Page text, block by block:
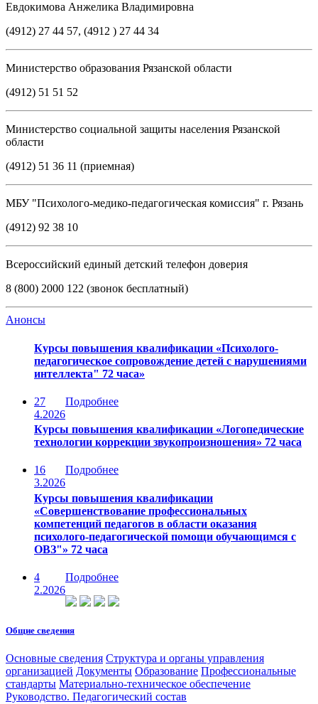
Евдокимова Анжелика Владимировна
(4912) 27 44 57, (4912 ) 27 44 34
Министерство образования Рязанской области
(4912) 51 51 52
Министерство социальной защиты населения Рязанской
области
(4912) 51 36 11 (приемная)
МБУ "Психолого-медико-педагогическая комиссия" г. Рязань
(4912) 92 38 10
Всероссийский единый детский телефон доверия
8 (800) 2000 122 (звонок бесплатный)
Анонсы
Курсы повышения квалификации «Психолого-
педагогическое сопровождение детей с нарушениями
интеллекта" 72 часа»
27
4.2026
Подробнее
Курсы повышения квалификации «Логопедические
технологии коррекции звукопроизношения» 72 часа
16
3.2026
Подробнее
Курсы повышения квалификации
«Совершенствование профессиональных
компетенций педагогов в области оказания
психолого-педагогической помощи обучающимся с
ОВЗ"» 72 часа
4
2.2026
Подробнее
Общие сведения
Основные сведения Структура и органы управления
организацией Документы Образование Профессиональные
стандарты Материально-техническое обеспечение
Руководство. Педагогический состав